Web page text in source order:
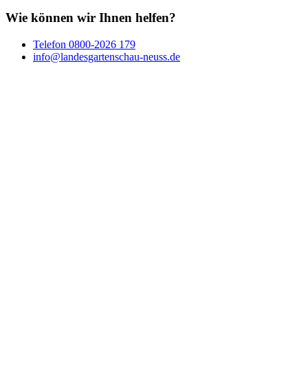
Wie können wir Ihnen helfen?
Telefon 0800-2026 179
info@landesgartenschau-neuss.de